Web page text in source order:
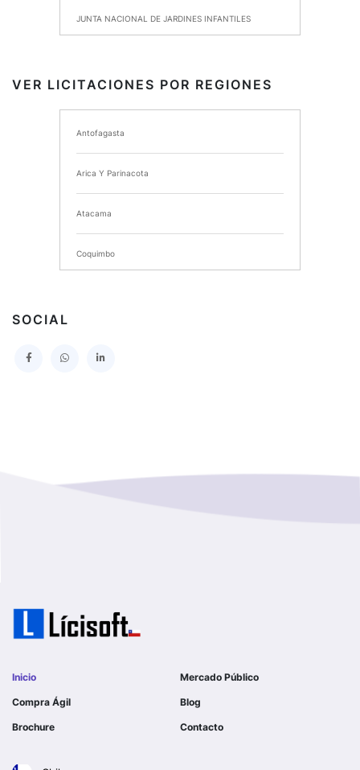
JUNTA NACIONAL DE JARDINES INFANTILES
I MUNICIPALIDAD DE CHIMBARONGO
INSTITUTO NACIONAL DE DEPORTES DE CHILE
SERVICIO DE SALUD DEL MAULE HOSPITAL DE
TALCA
I MUNICIPALIDAD DE PROVIDENCIA
SERVICIO DE SALUD TALCAHUANO HOSPITAL DE
GOBERNACION PROVINCIAL DE TALCA
I MUNICIPALIDAD DE GORBEA
I MUNICIPALIDAD DE NINHUE
VER LICITACIONES POR REGIONES
Antofagasta
Arica Y Parinacota
Atacama
Coquimbo
Region Del Biobio
SOCIAL
Inicio Mercado Público
Compra Ágil Blog
Brochure Contacto